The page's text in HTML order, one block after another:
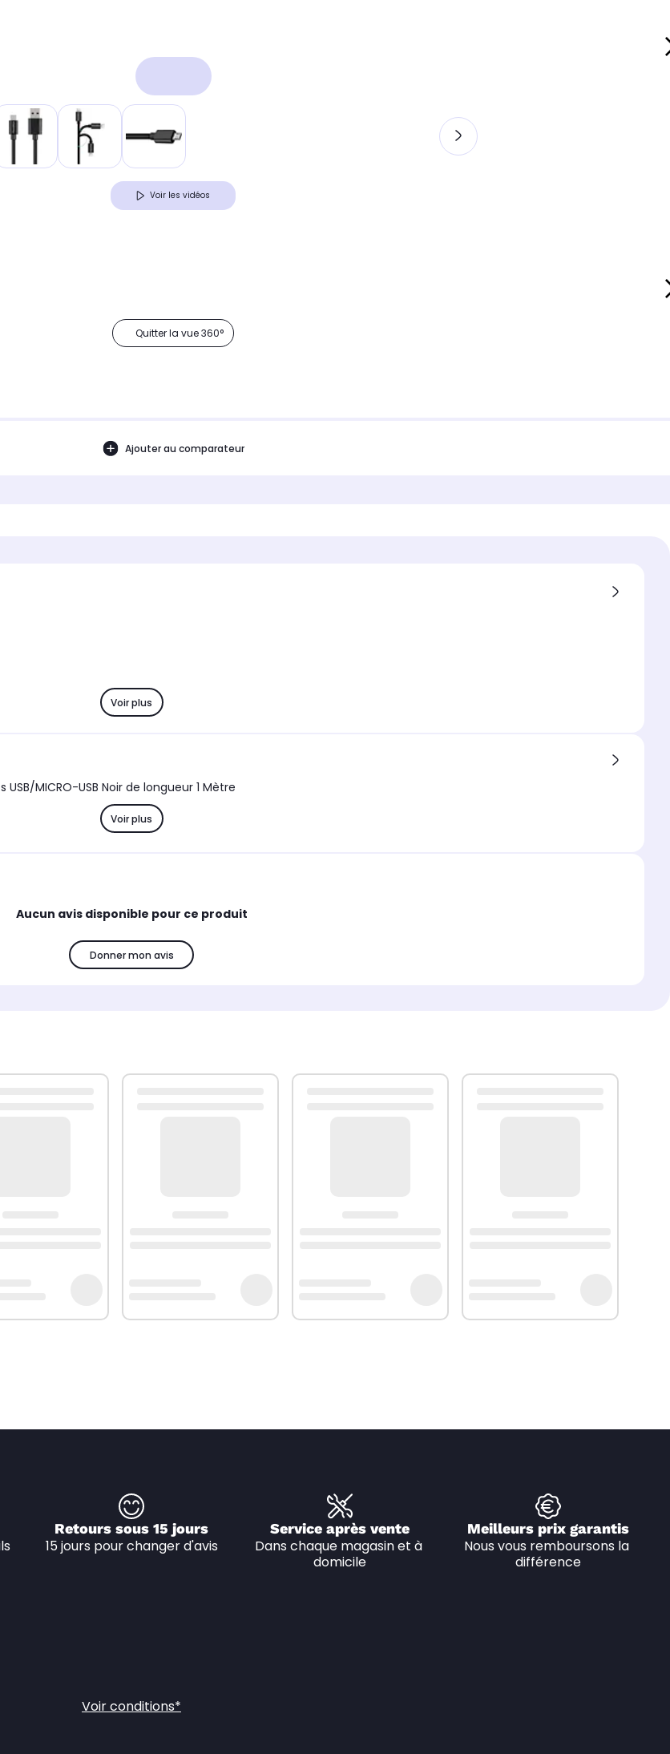
Voir les vidéos
Quitter la vue 360°
Ajouter au comparateur
Voir plus
MICRO-USB Noir de longueur 1 Mètre
Voir plus
Aucun avis disponible pour ce produit
Donner mon avis
Retours sous 15 jours
15 jours pour changer d'avis
Service après vente
Dans chaque magasin et à
domicile
Meilleurs prix garantis
Nous vous remboursons la
différence
Voir conditions*